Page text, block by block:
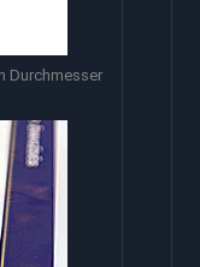
Durchmesser